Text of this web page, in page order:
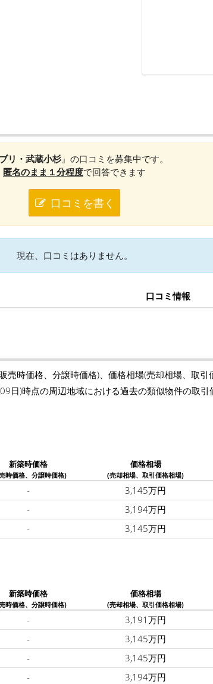
リ・武蔵小杉』の口コミを募集中です。
匿名のまま１分程度で回答できます
口コミを書く
現在、口コミはありません。
口コミ情報
売時価格、分譲時価格)、価格相場(売却相場、取
日)時点の周辺地域における過去の類似物件の取
新築時価格
時価格、分譲時価格)
価格相場
(売却相場、取引価格相場)
- 3,145万円
- 3,194万円
- 3,145万円
新築時価格
時価格、分譲時価格)
価格相場
(売却相場、取引価格相場)
- 3,191万円
- 3,145万円
- 3,145万円
- 3,194万円